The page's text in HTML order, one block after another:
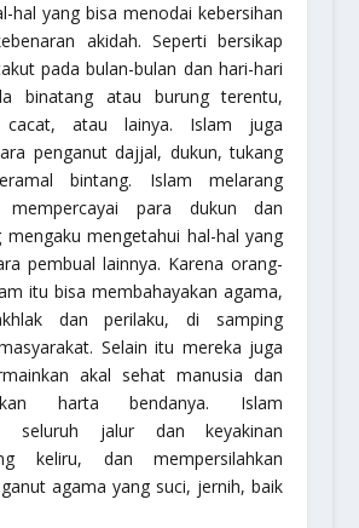
hal yang bisa menodai kebersihan
akidah. Seperti bersikap
pada bulan-bulan dan hari-hari
binatang atau burung terentu,
cacat, atau lainya. Islam juga
penganut dajjal, dukun, tukang
bintang. Islam melarang
mempercayai para dukun dan
mengaku mengetahui hal-hal yang
pembual lainnya. Karena orang-
itu bisa membahayakan agama,
dan perilaku, di samping
Selain itu mereka juga
akal sehat manusia dan
harta bendanya. Islam
seluruh jalur dan keyakinan
keliru, dan mempersilahkan
agama yang suci, jernih, baik